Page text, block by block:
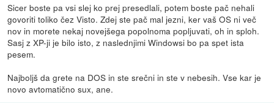
Sicer boste pa vsi slej ko prej presedlali, potem boste pač nehali
govoriti toliko čez Visto. Zdej ste pač mal jezni, ker vaš OS ni več
nov in morete nekaj novejšega popolnoma popljuvati, oh in sploh.
Sasj z XP-ji je bilo isto, z naslednjimi Windowsi bo pa spet ista
pesem.
Najboljš da grete na DOS in ste srečni in ste v nebesih. Vse kar je
novo avtomatično sux, ane.